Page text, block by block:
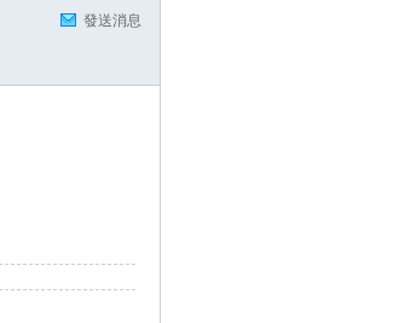
發送消息